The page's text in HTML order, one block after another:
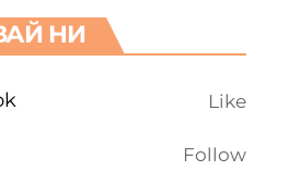
НИ
Like
Follow